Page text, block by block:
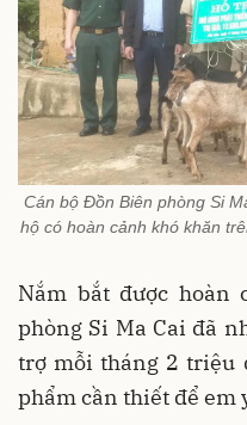
Cán bộ Đồn Biên phòng Si
hộ có hoàn cảnh khó khăn
Nắm bắt được hoàn
phòng Si Ma Cai đã
trợ mỗi tháng 2 triệu
phẩm cần thiết để em